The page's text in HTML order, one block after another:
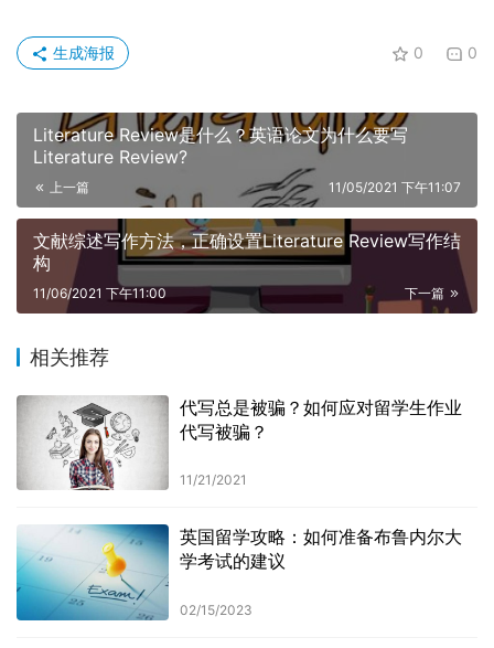
0 0
生成海报
Literature Review是什么？英语论文为什么要写
Literature Review?
上一篇 11/05/2021 下午11:07
文献综述写作方法，正确设置Literature Review写作结
构
下一篇
11/06/2021 下午11:00
相关推荐
代写总是被骗？如何应对留学生作业
代写被骗？
11/21/2021
英国留学攻略：如何准备布鲁内尔大
学考试的建议
02/15/2023